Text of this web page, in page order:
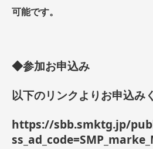
可能です。
◆参加お申込み
以下のリンクよりお申込み
https://sbb.smktg.jp/